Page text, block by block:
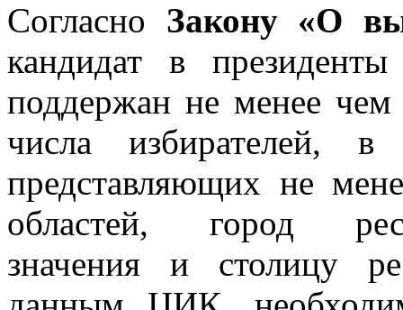
Согласно Закону «О
кандидат в
поддержан не менее
числа избирателей,
представляющих не
областей, город
значения и столицу